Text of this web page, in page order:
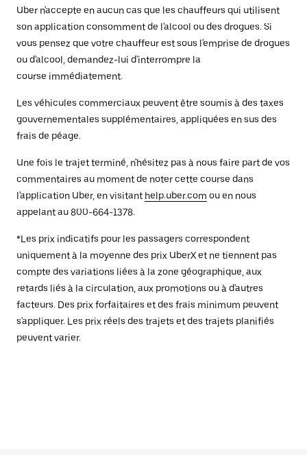
Uber n'accepte en aucun cas que les chauffeurs qui utilisent
son application consomment de l'alcool ou des drogues. Si
vous pensez que votre chauffeur est sous l'emprise de drogues
ou d'alcool, demandez-lui d'interrompre la
course immédiatement.
Les véhicules commerciaux peuvent être soumis à des taxes
gouvernementales supplémentaires, appliquées en sus des
frais de péage.
Une fois le trajet terminé, n'hésitez pas à nous faire part de vos
commentaires au moment de noter cette course dans
l'application Uber, en visitant help.uber.com ou en nous
appelant au 800-664-1378.
*Les prix indicatifs pour les passagers correspondent
uniquement à la moyenne des prix UberX et ne tiennent pas
compte des variations liées à la zone géographique, aux
retards liés à la circulation, aux promotions ou à d'autres
facteurs. Des prix forfaitaires et des frais minimum peuvent
s'appliquer. Les prix réels des trajets et des trajets planifiés
peuvent varier.